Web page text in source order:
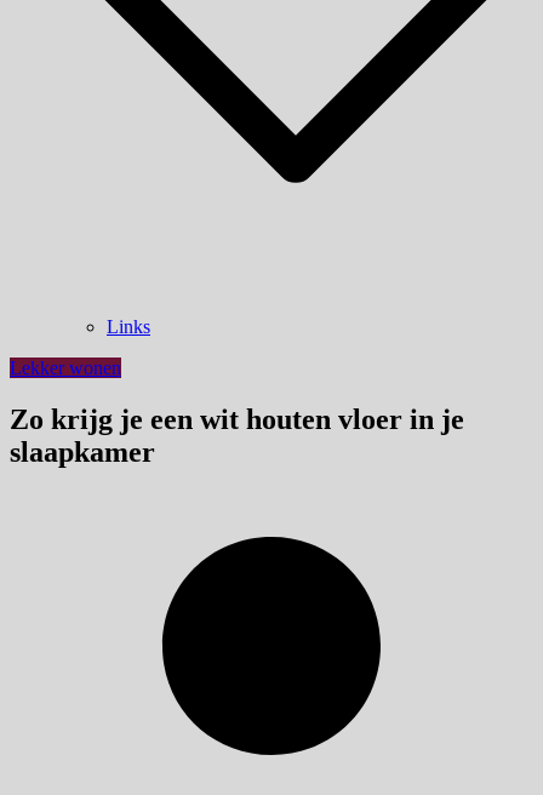
Links
Lekker wonen
Zo krijg je een wit houten vloer in je
slaapkamer